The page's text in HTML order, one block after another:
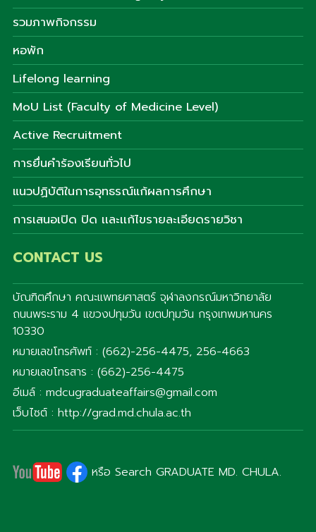
รวมภาพกิจกรรม
หอพัก
Lifelong learning
MoU List (Faculty of Medicine Level)
Active Recruitment
การยื่นคำร้องเรียนทั่วไป
แนวปฏิบัติในการอุทธรณ์แก้ผลการศึกษา
การเสนอเปิด ปิด เเละเเก้ไขรายละเอียดรายวิชา
CONTACT US
บัณฑิตศึกษา คณะแพทยศาสตร์ จุฬาลงกรณ์มหาวิทยาลัย
ถนนพระราม 4 แขวงปทุมวัน เขตปทุมวัน กรุงเทพมหานคร
10330
หมายเลขโทรศัพท์ : (662)-256-4475, 256-4663
หมายเลขโทรสาร : (662)-256-4475
อีเมล์ : mdcugraduateaffairs@gmail.com
เว็บไซต์ : http://grad.md.chula.ac.th
หรือ Search GRADUATE MD. CHULA.